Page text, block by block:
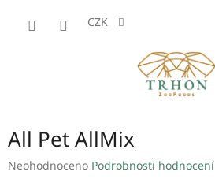
CZK
All Pet AllMix
Průměrné
Neohodnoceno Podrobnosti hodnocení